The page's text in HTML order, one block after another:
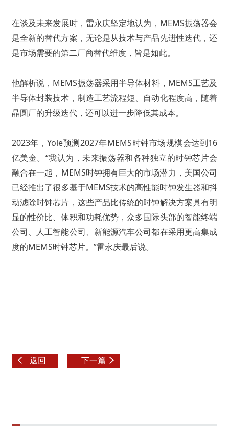
在谈及未来发展时，雷永庆坚定地认为，MEMS振荡器会
是全新的替代方案，无论是从技术与产品先进性迭代，还
是市场需要的第二厂商替代维度，皆是如此。
他解析说，MEMS振荡器采用半导体材料，MEMS工艺及
半导体封装技术，制造工艺流程短、自动化程度高，随着
晶圆厂的升级迭代，还可以进一步降低其成本。
2023年，Yole预测2027年MEMS时钟市场规模会达到16
亿美金。“我认为，未来振荡器和各种独立的时钟芯片会
融合在一起，MEMS时钟拥有巨大的市场潜力，美国公司
已经推出了很多基于MEMS技术的高性能时钟发生器和抖
动滤除时钟芯片，这些产品比传统的时钟解决方案具有明
显的性价比、体积和功耗优势，众多国际头部的智能终端
公司、人工智能公司、新能源汽车公司都在采用更高集成
度的MEMS时钟芯片。”雷永庆最后说。
返回 下一篇